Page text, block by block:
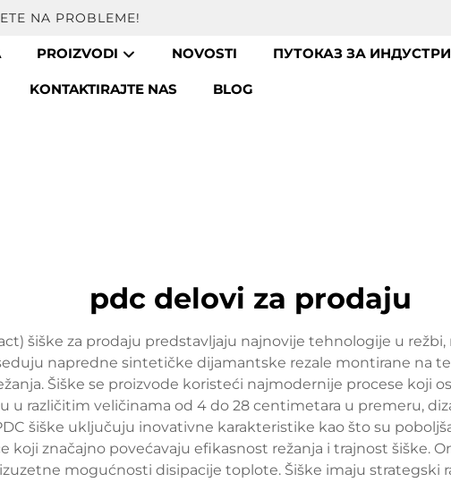
NA PROBLEME!
PROIZVODI NOVOSTI ПУТОКАЗ ЗА
KONTAKTIRAJTE NAS BLOG
pdc delovi za prodaju
šiške za prodaju predstavljaju najnovije tehnologije u
napredne sintetičke dijamantske rezale montirane na
Šiške se proizvode koristeći najmodernije procese koji
u različitim veličinama od 4 do 28 centimetara u premeru,
šiške uključuju inovativne karakteristike kao što su
značajno povećavaju efikasnost režanja i trajnost šiške.
mogućnosti disipacije toplote. Šiške imaju strategski